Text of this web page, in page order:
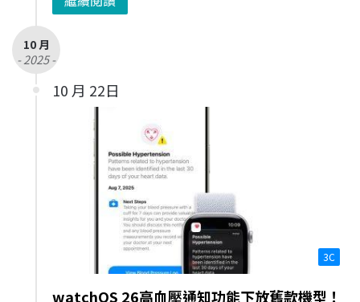
10 月
- 2025 -
10 月 22日
3C
watchOS 26高血壓通知功能下放舊款機型！